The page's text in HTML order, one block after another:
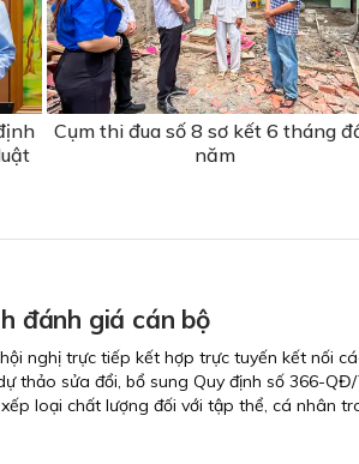
Cụm thi đua số 8 sơ kết 6 tháng
năm
đánh giá cán bộ
nghị trực tiếp kết hợp trực tuyến kết nối
thảo sửa đổi, bổ sung Quy định số 366-
loại chất lượng đối với tập thể, cá nhân